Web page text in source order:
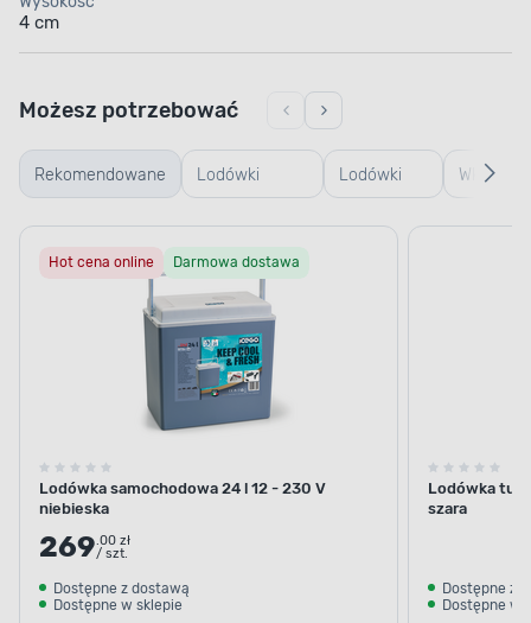
4 cm
Rekomendowane Lodówki
samochodowe
elektryczne
Lodówki
turystyczne
Wkłady
lodówek
Możesz potrzebować
Hot cena online
Darmowa dostawa
Lodówka samochodowa 24 l 12 - 230 V
niebieska
269.00 zł
/ szt.
Dostępne z dostawą
Dostępne w sklepie
Lodówka
szara
Dostępne z
Dostępne w